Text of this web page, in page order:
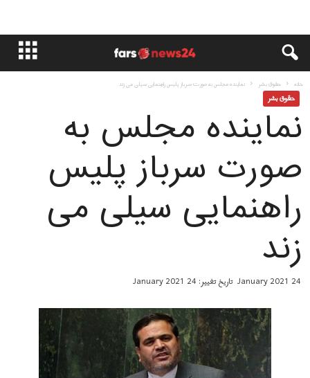
خانه حقوق بشر نماینده مجلس به صورت سرباز پلیس راهنمایی سیلی می زند
حقوق بشر
نماینده مجلس به
صورت سرباز پلیس
راهنمایی سیلی می
زند
24 January 2021 تاریخ تغییر: 24 January 2021